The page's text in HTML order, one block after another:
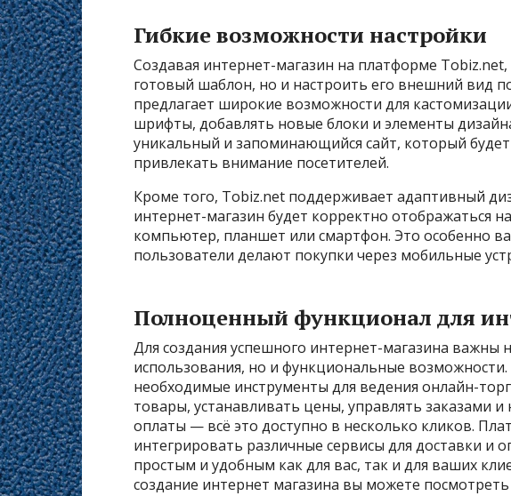
Гибкие возможности настройки
Создавая интернет-магазин на платформе
готовый шаблон, но и настроить его внешний вид
предлагает широкие возможности для
шрифты, добавлять новые блоки и элементы
уникальный и запоминающийся сайт, который
привлекать внимание посетителей.
Кроме того, Tobiz.net поддерживает адаптивный
интернет-магазин будет корректно отображаться
компьютер, планшет или смартфон. Это особенно
пользователи делают покупки через мобильные
Полноценный функционал для
Для создания успешного интернет-магазина важны
использования, но и функциональные возможности.
необходимые инструменты для ведения онлайн-
товары, устанавливать цены, управлять заказами
оплаты — всё это доступно в несколько кликов.
интегрировать различные сервисы для доставки и
простым и удобным как для вас, так и для ваших
создание интернет магазина вы можете